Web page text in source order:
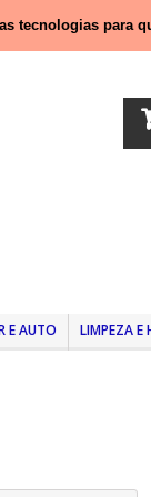
E AUTO LIMPEZA E
tecnologias para